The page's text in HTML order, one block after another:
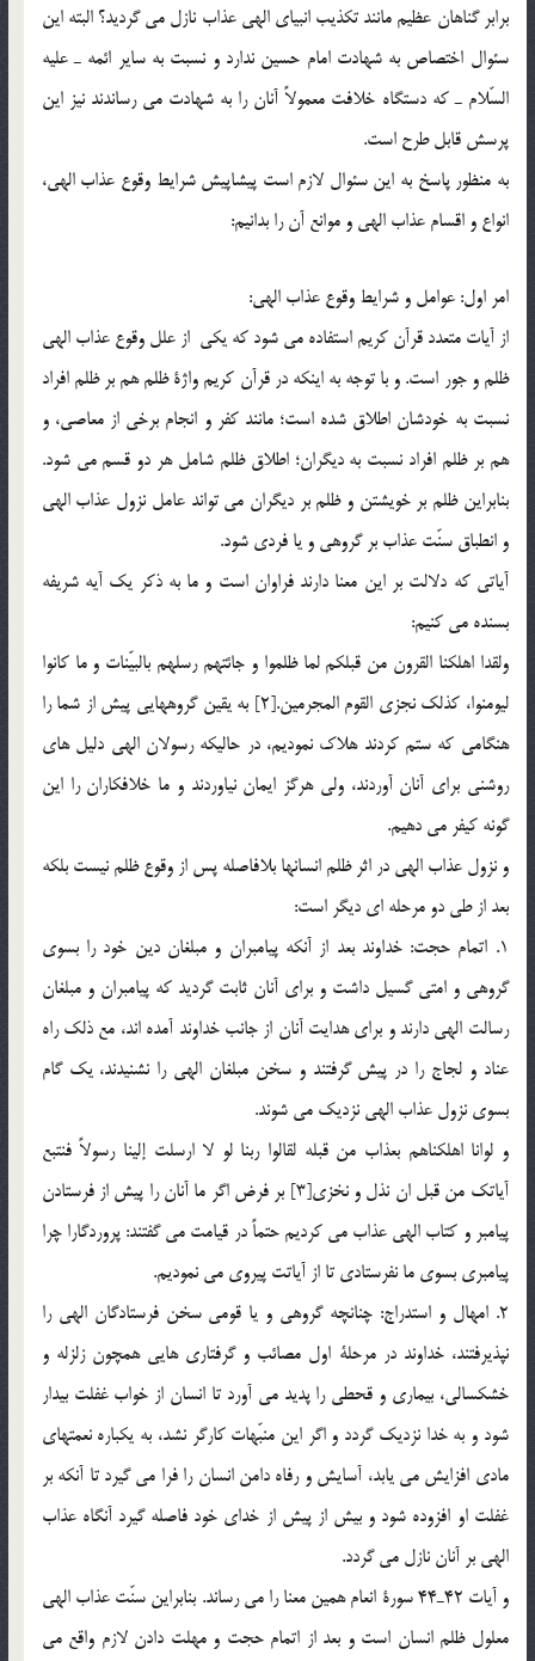
برابر گناهان عظيم مانند تكذيب انبياي الهي عذاب نازل مي گرديد؟ البته اين
سئوال اختصاص به شهادت امام حسين ندارد و نسبت به ساير ائمه ـ عليه
السّلام ـ كه دستگاه خلافت معمولاً آنان را به شهادت مي رساندند نيز اين
پرسش قابل طرح است.
به منظور پاسخ به اين سئوال لازم است پيشاپيش شرايط وقوع عذاب الهي،
انواع و اقسام عذاب الهي و موانع آن را بدانيم:
امر اول: عوامل و شرايط وقوع عذاب الهي:
از آيات متعدد قرآن كريم استفاده مي شود كه يکي از علل وقوع عذاب الهي
ظلم و جور است. و با توجه به اينكه در قرآن كريم واژة ظلم هم بر ظلم افراد
نسبت به خودشان اطلاق شده است؛ مانند كفر و انجام برخي از معاصي، و
هم بر ظلم افراد نسبت به ديگران؛ اطلاق ظلم شامل هر دو قسم مي شود.
بنابراين ظلم بر خويشتن و ظلم بر ديگران مي تواند عامل نزول عذاب الهي
و انطباق سنّت عذاب بر گروهي و يا فردي شود.
آياتي كه دلالت بر اين معنا دارند فراوان است و ما به ذكر يك آيه شريفه
بسنده مي كنيم:
ولقدا اهلكنا القرون من قبلكم لما ظلموا و جائتهم رسلهم بالبيّنات و ما كانوا
ليومنوا، كذلك نجزي القوم المجرمين.[2] به يقين گروههايي پيش از شما را
هنگامي كه ستم كردند هلاك نموديم، در حاليكه رسولان الهي دليل هاي
روشني براي آنان آوردند، ولي هرگز ايمان نياوردند و ما خلافكاران را اين
گونه كيفر مي دهيم.
و نزول عذاب الهي در اثر ظلم انسانها بلافاصله پس از وقوع ظلم نيست بلكه
بعد از طي دو مرحله اي ديگر است:
1. اتمام حجت: خداوند بعد از آنكه پيامبران و مبلغان دين خود را بسوي
گروهي و امتي گسيل داشت و براي آنان ثابت گرديد كه پيامبران و مبلغان
رسالت الهي دارند و براي هدايت آنان از جانب خداوند آمده اند، مع ذلك راه
عناد و لجاج را در پيش گرفتند و سخن مبلغان الهي را نشنيدند، يك گام
بسوي نزول عذاب الهي نزديك مي شوند.
و لوانا اهلكناهم بعذاب من قبله لقالوا ربنا لو لا ارسلت إلينا رسولاً فنتبع
آياتك من قبل ان نذل و نخزي[3] بر فرض اگر ما آنان را پيش از فرستادن
پيامبر و كتاب الهي عذاب مي كرديم حتماً در قيامت مي گفتند: پروردگارا چرا
پيامبري بسوي ما نفرستادي تا از آياتت پيروي مي نموديم.
2. امهال و استدراج: چنانچه گروهي و يا قومي سخن فرستادگان الهي را
نپذيرفتند، خداوند در مرحلة اول مصائب و گرفتاري هايي همچون زلزله و
خشكسالي، بيماري و قحطي را پديد مي آورد تا انسان از خواب غفلت بيدار
شود و به خدا نزديك گردد و اگر اين منبّهات كارگر نشد، به يكباره نعمتهاي
مادي افزايش مي يابد، آسايش و رفاه دامن انسان را فرا مي گيرد تا آنكه بر
غفلت او افزوده شود و بيش از پيش از خداي خود فاصله گيرد آنگاه عذاب
الهي بر آنان نازل مي گردد.
و آيات 42ـ44 سورة انعام همين معنا را مي رساند. بنابراين سنّت عذاب الهي
معلول ظلم انسان است و بعد از اتمام حجت و مهلت دادن لازم واقع مي